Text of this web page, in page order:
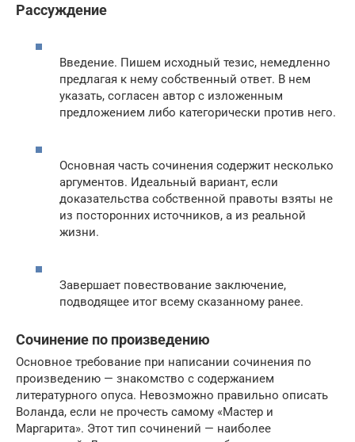
Рассуждение
Введение. Пишем исходный тезис, немедленно
предлагая к нему собственный ответ. В нем
указать, согласен автор с изложенным
предложением либо категорически против него.
Основная часть сочинения содержит несколько
аргументов. Идеальный вариант, если
доказательства собственной правоты взяты не
из посторонних источников, а из реальной
жизни.
Завершает повествование заключение,
подводящее итог всему сказанному ранее.
Сочинение по произведению
Основное требование при написании сочинения по
произведению — знакомство с содержанием
литературного опуса. Невозможно правильно описать
Воланда, если не прочесть самому «Мастер и
Маргарита». Этот тип сочинений — наиболее